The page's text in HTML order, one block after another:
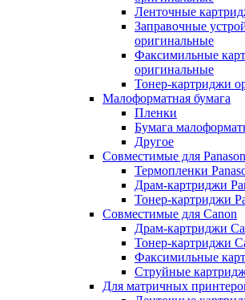
Ленточные
Заправочные
оригинальные
Факсимильные
оригинальные
Тонер-картриджи
Малоформатная бумага
Пленки
Бумага
Другое
Совместимые для
Термопленки
Драм-картриджи
Тонер-картриджи
Совместимые для Canon
Драм-картриджи
Тонер-картриджи
Факсимильные
Струйные
Для матричных